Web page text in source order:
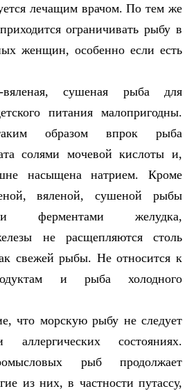
лечащим врачом. По тем же
ограничивать рыбу в
женщин, особенно если есть
вяленая, сушеная рыба для
питания малопригодны.
таким образом впрок рыба
солями мочевой кислоты и,
насыщена натрием. Кроме
вяленой, сушеной рыбы
ферментами желудка,
не расщепляются столь
свежей рыбы. Не относится к
и рыба холодного
что морскую рыбу не следует
аллергических состояниях.
рыб продолжает
из них, в частности путассу,